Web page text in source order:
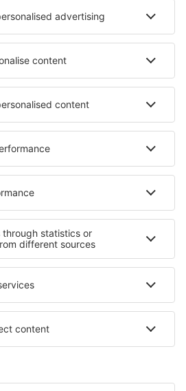
Länder